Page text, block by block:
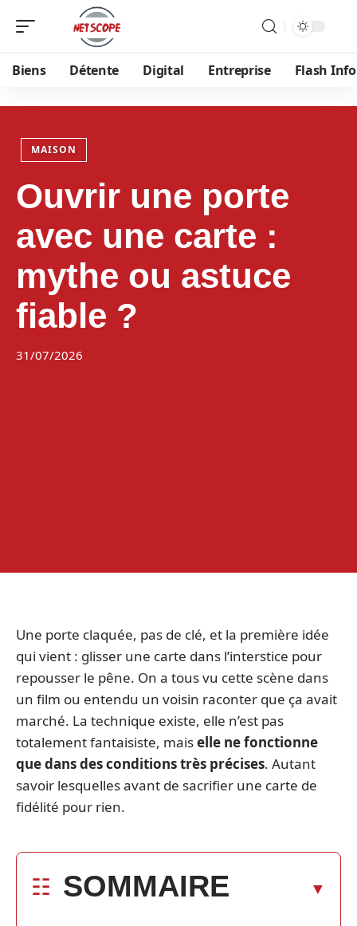
Biens Détente Digital Entreprise Flash Info
MAISON
Ouvrir une porte
avec une carte :
mythe ou astuce
fiable ?
31/07/2026
Une porte claquée, pas de clé, et la première idée
qui vient : glisser une carte dans l’interstice pour
repousser le pêne. On a tous vu cette scène dans
un film ou entendu un voisin raconter que ça avait
marché. La technique existe, elle n’est pas
totalement fantaisiste, maiselle ne fonctionne
que dans des conditions très précises. Autant
savoir lesquelles avant de sacrifier une carte de
fidélité pour rien.
SOMMAIRE